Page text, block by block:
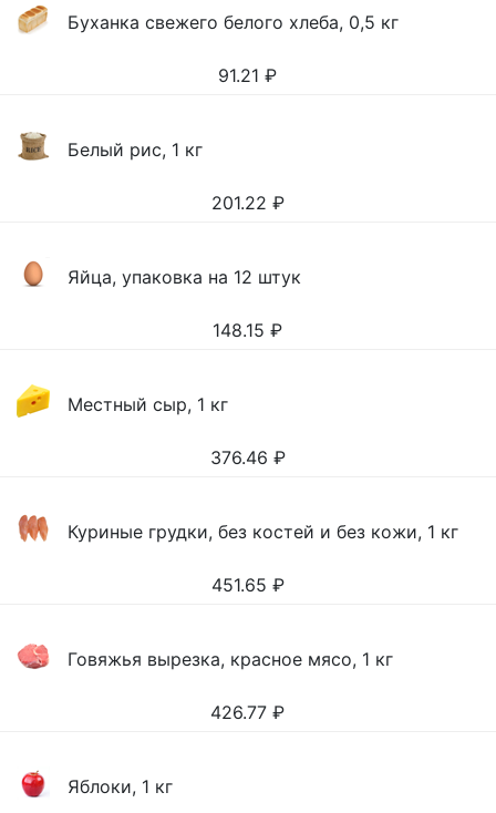
Буханка свежего белого хлеба, 0,5 кг
91.21 ₽
Белый рис, 1 кг
201.22 ₽
Яйца, упаковка на 12 штук
148.15 ₽
Местный сыр, 1 кг
376.46 ₽
Куриные грудки, без костей и без кожи, 1 кг
451.65 ₽
Говяжья вырезка, красное мясо, 1 кг
426.77 ₽
Яблоки, 1 кг